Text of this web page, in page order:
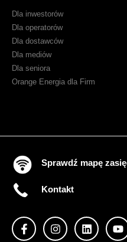
Dla inwestorów
Dla operatorów
Dla dostawców
Dla mediów
Dla seniora
Orange Energia dla Firm
Sprawdź mapę
Kontakt